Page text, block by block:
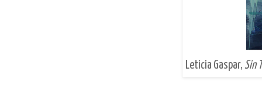
Leticia Gaspar, Sin